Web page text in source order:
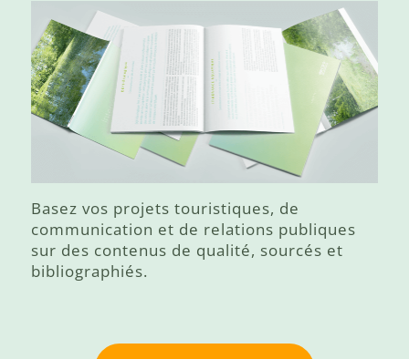
Basez vos projets touristiques, de
communication et de relations publiques
sur des contenus de qualité, sourcés et
bibliographiés.